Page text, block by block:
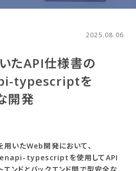
2025.08.06
た​API仕様書の​
typescriptを​
開発
いたWeb開発において、
typescriptを使用してAPI